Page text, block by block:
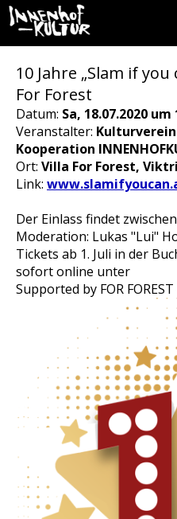
10 Jahre „Slam if
For Forest
Datum: Sa, 18.07.2020 um
Veranstalter: Kulturverein
Kooperation
Ort: Villa For Forest,
Link:
Der Einlass findet
Moderation: Lukas "Lui"
Tickets ab 1. Juli in der
sofort online unter
Supported by FOR